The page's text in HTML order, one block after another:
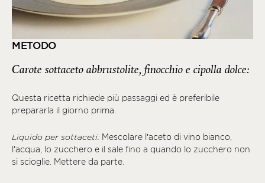
METODO
Carote sottaceto abbrustolite, finocchio e cipolla dolce:
Questa ricetta richiede più passaggi ed è preferibile
prepararla il giorno prima.
Liquido per sottaceti: Mescolare l’aceto di vino bianco,
l’acqua, lo zucchero e il sale fino a quando lo zucchero non
si scioglie. Mettere da parte.